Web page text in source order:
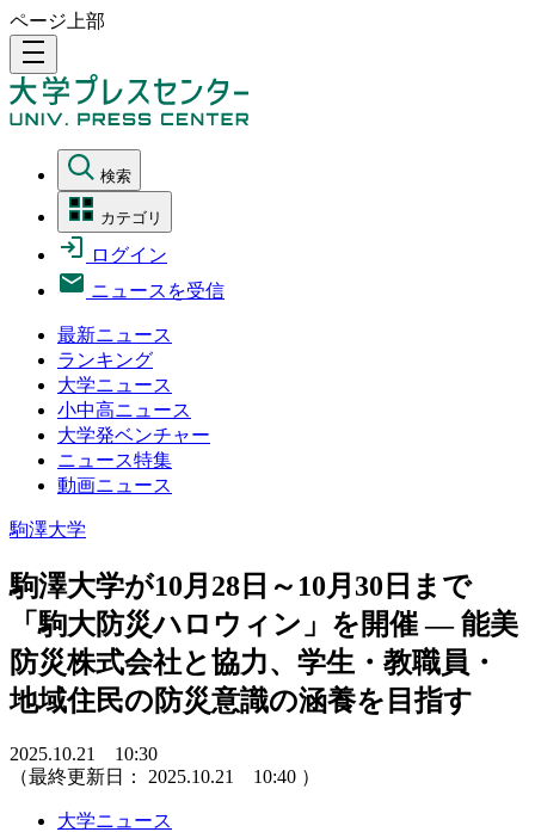
ページ上部
density_medium
検索
カテゴリ
ログイン
ニュースを受信
最新ニュース
ランキング
大学ニュース
小中高ニュース
大学発ベンチャー
ニュース特集
動画ニュース
駒澤大学
駒澤大学が10月28日～10月30日まで
「駒大防災ハロウィン」を開催 ― 能美
防災株式会社と協力、学生・教職員・
地域住民の防災意識の涵養を目指す
2025.10.21 10:30
（最終更新日： 2025.10.21 10:40 ）
大学ニュース